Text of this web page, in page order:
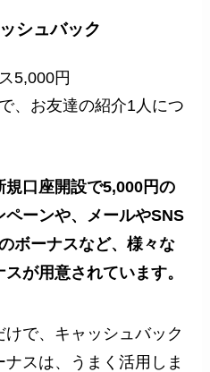
シュバック
5,000円
、お友達の紹介1人につ
口座開設で5,000円の
ーンや、メールやSNS
ボーナスなど、様々な
が用意されています。
で、キャッシュバック
スは、うまく活用しま